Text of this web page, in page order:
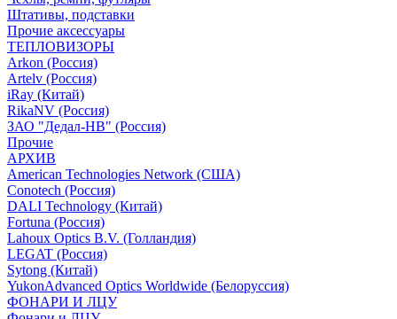
Штативы, подставки
Прочие аксессуары
ТЕПЛОВИЗОРЫ
Arkon (Россия)
Artelv (Россия)
iRay (Китай)
RikaNV (Россия)
ЗАО "Дедал-НВ" (Россия)
Прочие
АРХИВ
American Technologies Network (США)
Conotech (Россия)
DALI Technology (Китай)
Fortuna (Россия)
Lahoux Optics B.V. (Голландия)
LEGAT (Россия)
Sytong (Китай)
YukonAdvanced Optics Worldwide (Белоруссия)
ФОНАРИ И ЛЦУ